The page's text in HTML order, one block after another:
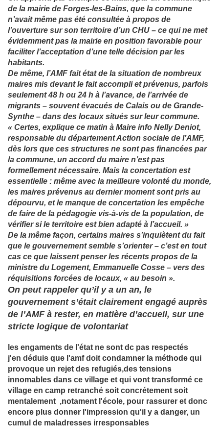
de la mairie de Forges-les-Bains, que la commune
n’avait même pas été consultée à propos de
l’ouverture sur son territoire d’un CHU – ce qui ne met
évidemment pas la mairie en position favorable pour
faciliter l’acceptation d’une telle décision par les
habitants.
De même, l’AMF fait état de la situation de nombreux
maires mis devant le fait accompli et prévenus, parfois
seulement 48 h ou 24 h à l’avance, de l’arrivée de
migrants – souvent évacués de Calais ou de Grande-
Synthe – dans des locaux situés sur leur commune.
« Certes, explique ce matin à Maire info Nelly Deniot,
responsable du département Action sociale de l’AMF,
dès lors que ces structures ne sont pas financées par
la commune, un accord du maire n’est pas
formellement nécessaire. Mais la concertation est
essentielle : même avec la meilleure volonté du monde,
les maires prévenus au dernier moment sont pris au
dépourvu, et le manque de concertation les empêche
de faire de la pédagogie vis-à-vis de la population, de
vérifier si le territoire est bien adapté à l’accueil. »
De la même façon, certains maires s’inquiètent du fait
que le gouvernement semble s’orienter – c’est en tout
cas ce que laissent penser les récents propos de la
ministre du Logement, Emmanuelle Cosse – vers des
réquisitions forcées de locaux, « au besoin ».
On peut rappeler qu’il y a un an, le
gouvernement s’était clairement engagé auprès
de l’AMF à rester, en matière d’accueil, sur une
stricte logique de volontariat
les engaments de l'état ne sont dc pas respectés
j'en déduis que l'amf doit condamner la méthode qui
provoque un rejet des refugiés,des tensions
innomables dans ce village et qui vont transformé ce
village en camp retranché soit concrétement soit
mentalement ,notament l'école, pour rassurer et donc
encore plus donner l'impression qu'il y a danger, un
cumul de maladresses irresponsables